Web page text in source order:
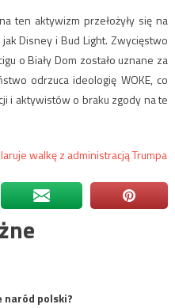
ten aktywizm przełożyły się na
Disney i Bud Light. Zwycięstwo
o Biały Dom zostało uznane za
odrzuca ideologię WOKE, co
i aktywistów o braku zgody na te
walkę z administracją Trumpa
naród polski?